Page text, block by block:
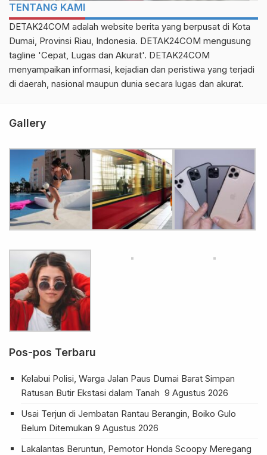
TENTANG KAMI
DETAK24COM adalah website berita yang berpusat di Kota
Dumai, Provinsi Riau, Indonesia. DETAK24COM mengusung
tagline 'Cepat, Lugas dan Akurat'. DETAK24COM
menyampaikan informasi, kejadian dan peristiwa yang terjadi
di daerah, nasional maupun dunia secara lugas dan akurat.
Gallery
Pos-pos Terbaru
Kelabui Polisi, Warga Jalan Paus Dumai Barat Simpan
Ratusan Butir Ekstasi dalam Tanah 9 Agustus 2026
Usai Terjun di Jembatan Rantau Berangin, Boiko Gulo
Belum Ditemukan 9 Agustus 2026
Lakalantas Beruntun, Pemotor Honda Scoopy Meregang